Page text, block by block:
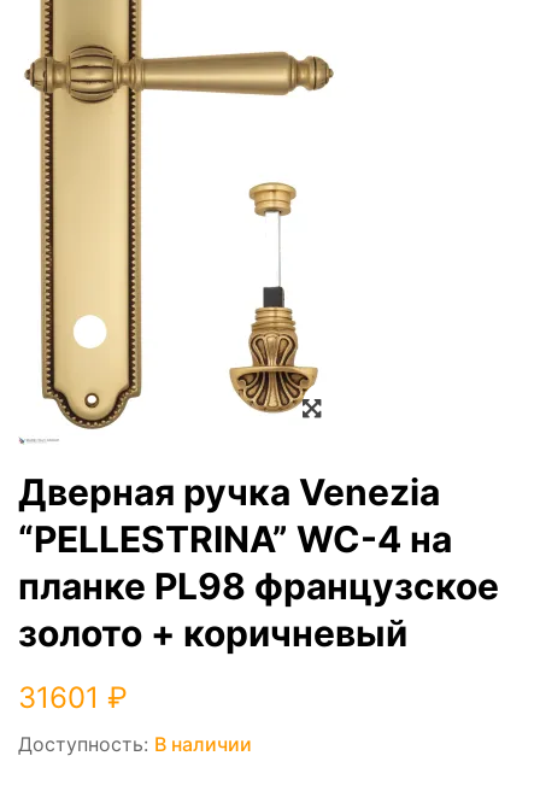
Zoom
Дверная ручка Venezia
“PELLESTRINA” WC-4 на
планке PL98 французское
золото + коричневый
31601 ₽
Доступность: В наличии